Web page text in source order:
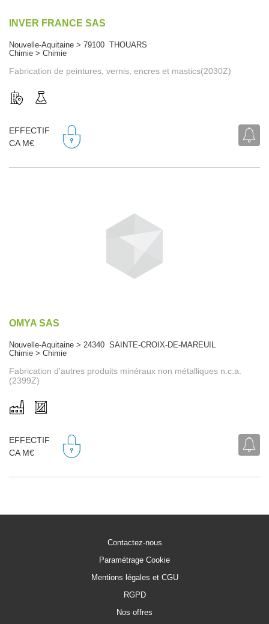
INVER FRANCE SAS
Nouvelle-Aquitaine > 79100 THOUARS
Chimie > Chimie
Fabrication de peintures, vernis, encres et mastics(2030Z)
EFFECTIF
CA M€
OMYA SAS
Nouvelle-Aquitaine > 24340 SAINTE-CROIX-DE-MAREUIL
Chimie > Chimie
Fabrication d'autres produits minéraux non métalliques n.c.a.
(2399Z)
EFFECTIF
CA M€
Contactez-nous
Paramétrage Cookie
Mentions légales et CGU
RGPD
Nos offres